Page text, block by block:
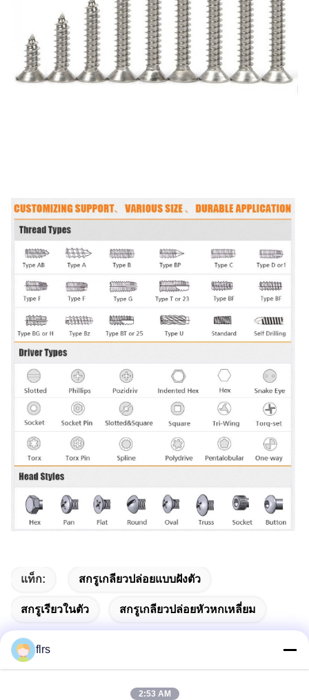
แท็ก: สกรูเกลียวปล่อยแบบฝังตัว
สกรูเรียวในตัว สกรูเกลียวปล่อยหัวหกเหลี่ยม
flrs
2:53 AM